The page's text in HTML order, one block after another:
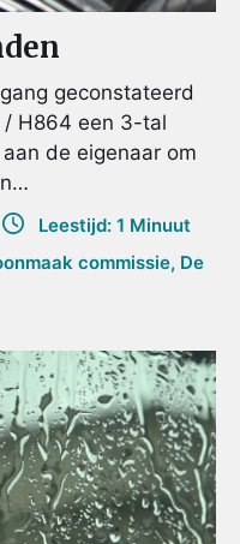
geconstateerd
H864 een 3-tal
de eigenaar om
Leestijd: 1 Minuut
commissie, De